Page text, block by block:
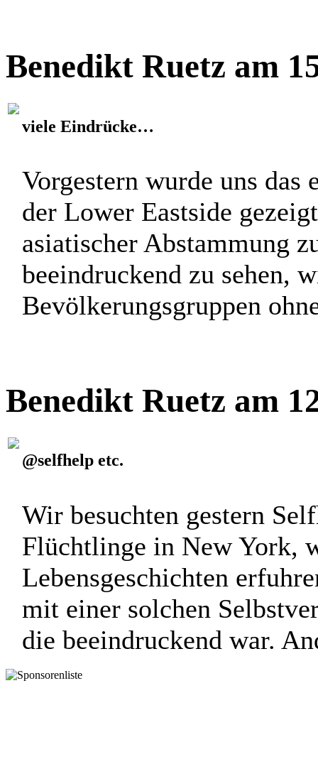
Benedikt Ruetz am
viele Eindrücke…
Vorgestern wurde uns
der Lower Eastside
asiatischer Abstammung
beeindruckend zu sehen,
Bevölkerungsgruppen
Benedikt Ruetz am
@selfhelp etc.
Wir besuchten gestern
Flüchtlinge in New York,
Lebensgeschichten
mit einer solchen
die beeindruckend war.